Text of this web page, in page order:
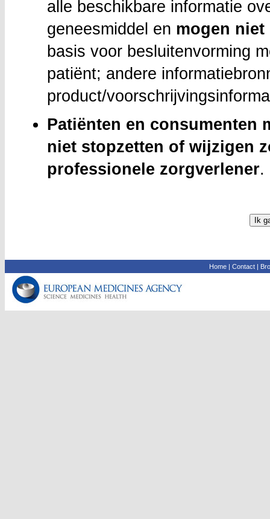
alle beschikbare informatie
geneesmiddel en mogen
basis voor besluitenvorming
patiënt; andere
product/
Patiënten en consumenten
niet stopzetten of wijzigen
professionele zorgverlener.
Home| Contact|